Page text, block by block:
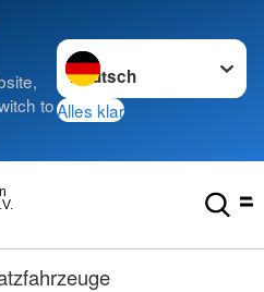
to
Sprache wechseln zu
Alles klar